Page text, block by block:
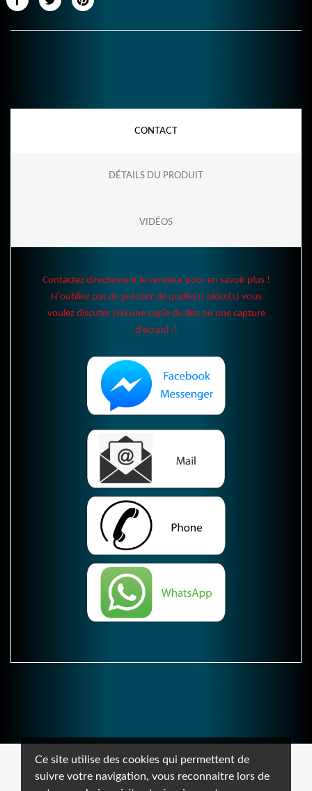
Ce site utilise des cookies qui permettent de
suivre votre navigation, vous reconnaitre lors de
CONTACT
DÉTAILS DU PRODUIT
VIDÉOS
Contactez directement le vendeur pour en savoir plus !
N'oubliez pas de préciser de quelle(s) pièce(s) vous
voulez discuter (via une copie du lien ou une capture
d'écran) :)